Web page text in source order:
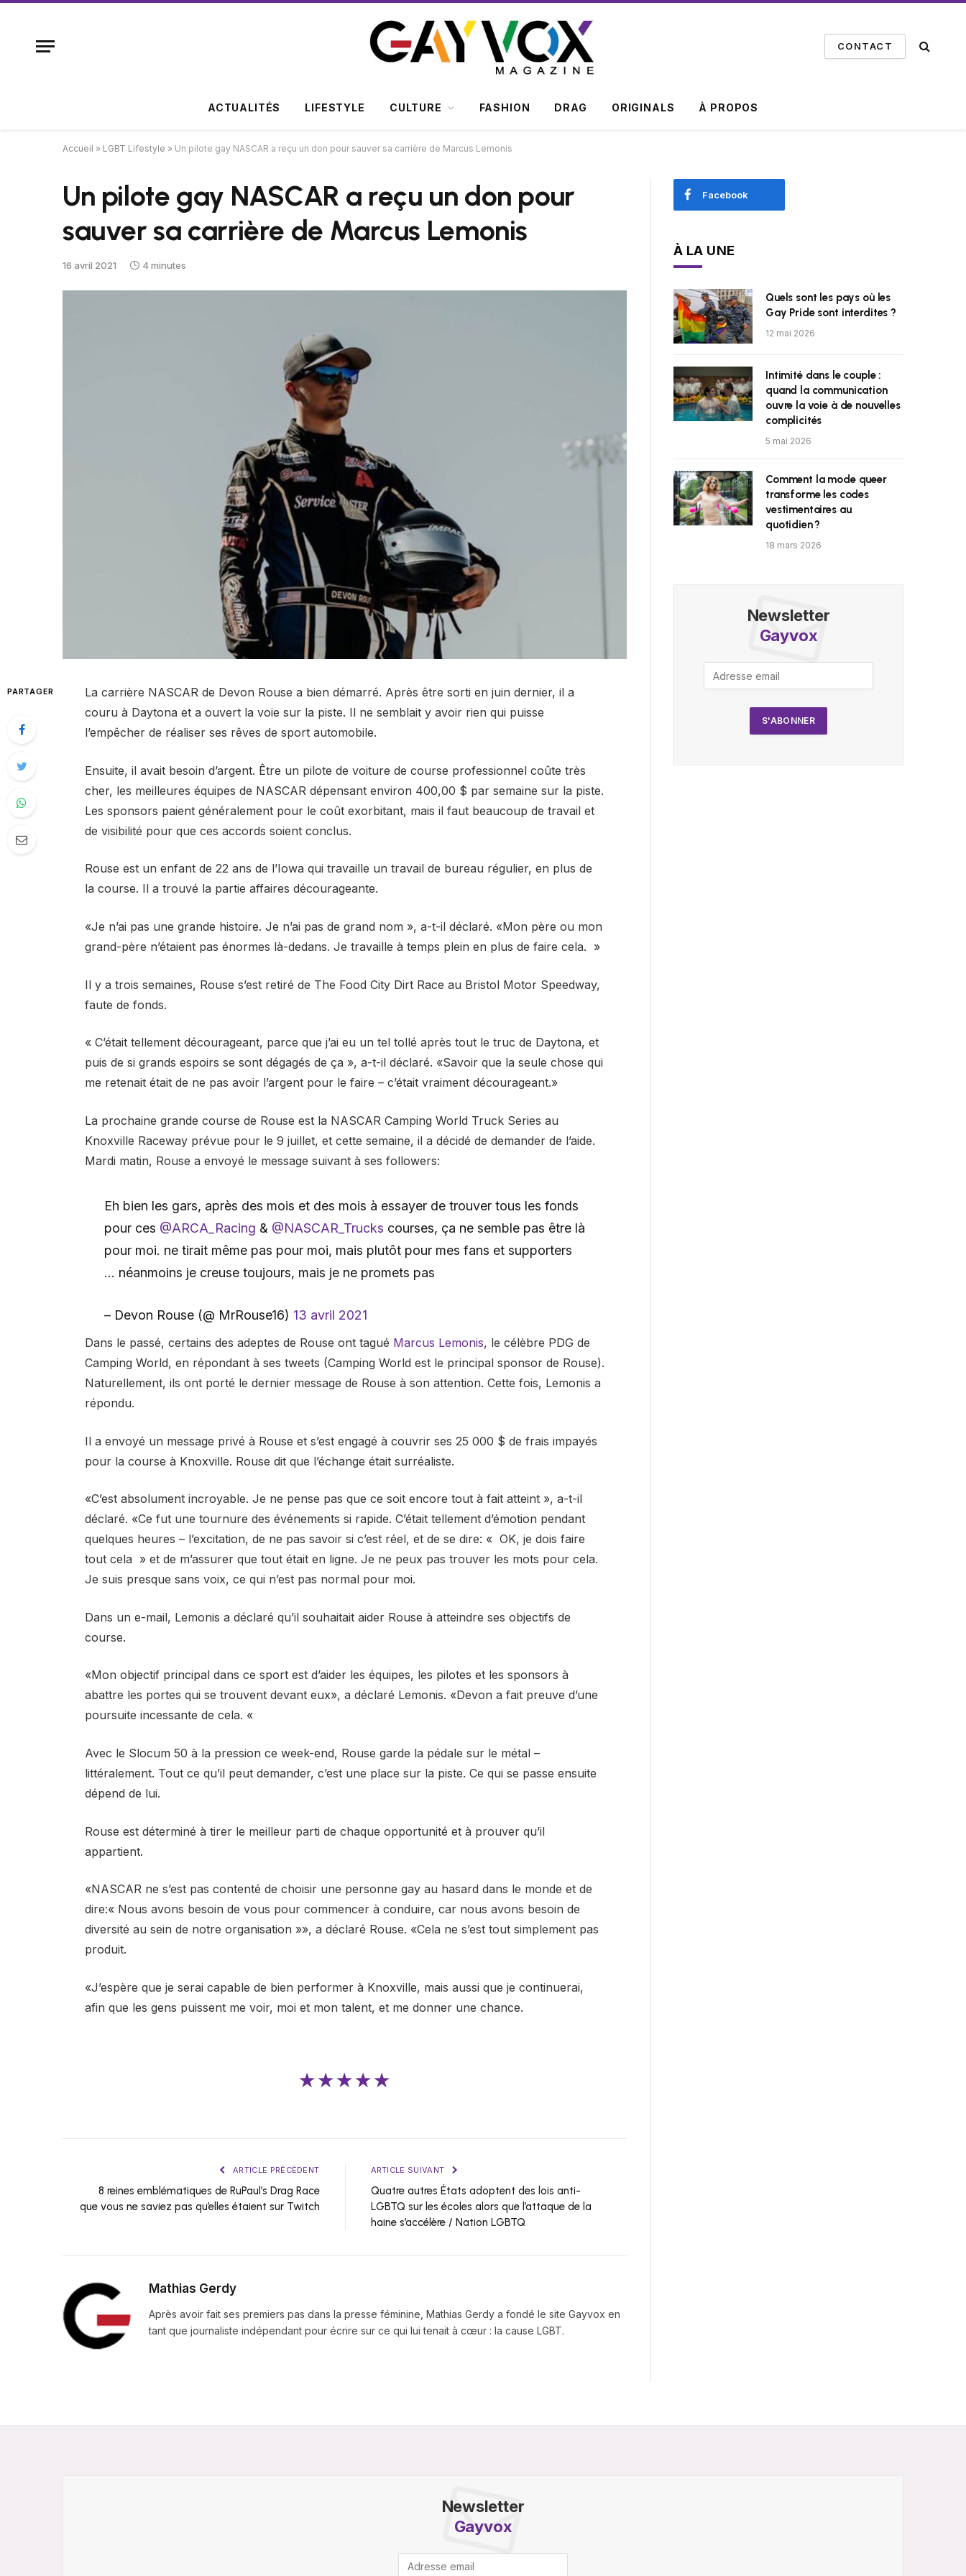
CONTACT
ACTUALITÉS LIFESTYLE CULTURE FASHION DRAG ORIGINALS À PROPOS
Accueil » LGBT Lifestyle » Un pilote gay NASCAR a reçu un don pour sauver sa carrière de Marcus Lemonis
Un pilote gay NASCAR a reçu un don pour
sauver sa carrière de Marcus Lemonis
16 avril 2021 4 minutes
PARTAGER
La carrière NASCAR de Devon Rouse a bien démarré. Après être sorti en juin dernier, il a
couru à Daytona et a ouvert la voie sur la piste. Il ne semblait y avoir rien qui puisse
l’empêcher de réaliser ses rêves de sport automobile.
Ensuite, il avait besoin d’argent. Être un pilote de voiture de course professionnel coûte très
cher, les meilleures équipes de NASCAR dépensant environ 400,00 $ par semaine sur la piste.
Les sponsors paient généralement pour le coût exorbitant, mais il faut beaucoup de travail et
de visibilité pour que ces accords soient conclus.
Rouse est un enfant de 22 ans de l’Iowa qui travaille un travail de bureau régulier, en plus de
la course. Il a trouvé la partie affaires décourageante.
«Je n’ai pas une grande histoire. Je n’ai pas de grand nom », a-t-il déclaré. «Mon père ou mon
grand-père n’étaient pas énormes là-dedans. Je travaille à temps plein en plus de faire cela. »
Il y a trois semaines, Rouse s’est retiré de The Food City Dirt Race au Bristol Motor Speedway,
faute de fonds.
« C’était tellement décourageant, parce que j’ai eu un tel tollé après tout le truc de Daytona, et
puis de si grands espoirs se sont dégagés de ça », a-t-il déclaré. «Savoir que la seule chose qui
me retenait était de ne pas avoir l’argent pour le faire – c’était vraiment décourageant.»
La prochaine grande course de Rouse est la NASCAR Camping World Truck Series au
Knoxville Raceway prévue pour le 9 juillet, et cette semaine, il a décidé de demander de l’aide.
Mardi matin, Rouse a envoyé le message suivant à ses followers:
Eh bien les gars, après des mois et des mois à essayer de trouver tous les fonds
pour ces @ARCA_Racing & @NASCAR_Trucks courses, ça ne semble pas être là
pour moi. ne tirait même pas pour moi, mais plutôt pour mes fans et supporters
… néanmoins je creuse toujours, mais je ne promets pas
– Devon Rouse (@ MrRouse16) 13 avril 2021
Dans le passé, certains des adeptes de Rouse ont tagué Marcus Lemonis, le célèbre PDG de
Camping World, en répondant à ses tweets (Camping World est le principal sponsor de Rouse).
Naturellement, ils ont porté le dernier message de Rouse à son attention. Cette fois, Lemonis a
répondu.
Il a envoyé un message privé à Rouse et s’est engagé à couvrir ses 25 000 $ de frais impayés
pour la course à Knoxville. Rouse dit que l’échange était surréaliste.
«C’est absolument incroyable. Je ne pense pas que ce soit encore tout à fait atteint », a-t-il
déclaré. «Ce fut une tournure des événements si rapide. C’était tellement d’émotion pendant
quelques heures – l’excitation, de ne pas savoir si c’est réel, et de se dire: « OK, je dois faire
tout cela » et de m’assurer que tout était en ligne. Je ne peux pas trouver les mots pour cela.
Je suis presque sans voix, ce qui n’est pas normal pour moi.
Dans un e-mail, Lemonis a déclaré qu’il souhaitait aider Rouse à atteindre ses objectifs de
course.
«Mon objectif principal dans ce sport est d’aider les équipes, les pilotes et les sponsors à
abattre les portes qui se trouvent devant eux», a déclaré Lemonis. «Devon a fait preuve d’une
poursuite incessante de cela. «
Avec le Slocum 50 à la pression ce week-end, Rouse garde la pédale sur le métal –
littéralement. Tout ce qu’il peut demander, c’est une place sur la piste. Ce qui se passe ensuite
dépend de lui.
Rouse est déterminé à tirer le meilleur parti de chaque opportunité et à prouver qu’il
appartient.
«NASCAR ne s’est pas contenté de choisir une personne gay au hasard dans le monde et de
dire:« Nous avons besoin de vous pour commencer à conduire, car nous avons besoin de
diversité au sein de notre organisation »», a déclaré Rouse. «Cela ne s’est tout simplement pas
produit.
«J’espère que je serai capable de bien performer à Knoxville, mais aussi que je continuerai,
afin que les gens puissent me voir, moi et mon talent, et me donner une chance.
★★★★★
ARTICLE PRÉCÉDENT
8 reines emblématiques de RuPaul’s Drag Race
que vous ne saviez pas qu’elles étaient sur Twitch
ARTICLE SUIVANT
Quatre autres États adoptent des lois anti-
LGBTQ sur les écoles alors que l’attaque de la
haine s’accélère / Nation LGBTQ
Mathias Gerdy
Après avoir fait ses premiers pas dans la presse féminine, Mathias Gerdy a fondé le site Gayvox en
tant que journaliste indépendant pour écrire sur ce qui lui tenait à cœur : la cause LGBT.
Facebook
À LA UNE
Quels sont les pays où les
Gay Pride sont interdites ?
12 mai 2026
Intimité dans le couple :
quand la communication
ouvre la voie à de nouvelles
complicités
5 mai 2026
Comment la mode queer
transforme les codes
vestimentaires au
quotidien ?
18 mars 2026
Newsletter
Gayvox
Newsletter
Gayvox